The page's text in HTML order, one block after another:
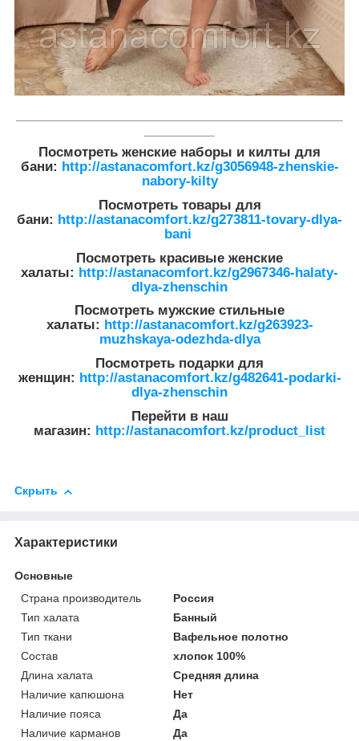
Посмотреть женские наборы и килты для
бани: http://astanacomfort.kz/g3056948-zhenskie-
nabory-kilty
Посмотреть товары для
бани: http://astanacomfort.kz/g273811-tovary-dlya-
bani
Посмотреть красивые женские
халаты: http://astanacomfort.kz/g2967346-halaty-
dlya-zhenschin
Посмотреть мужские стильные
халаты: http://astanacomfort.kz/g263923-
muzhskaya-odezhda-dlya
Посмотреть подарки для
женщин: http://astanacomfort.kz/g482641-podarki-
dlya-zhenschin
Перейти в наш
магазин: http://astanacomfort.kz/product_list
Скрыть
Характеристики
Основные
Страна производитель
Россия
Тип халата
Банный
Тип ткани
Вафельное полотно
Состав
хлопок 100%
Длина халата
Средняя длина
Наличие капюшона
Нет
Наличие пояса
Да
Наличие карманов
Да